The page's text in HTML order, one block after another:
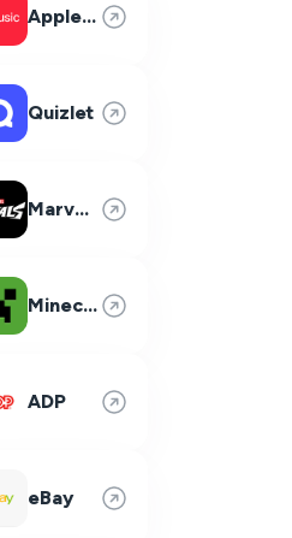
Apple Music
Quizlet
Marvel Rivals
Minecraft
ADP
eBay